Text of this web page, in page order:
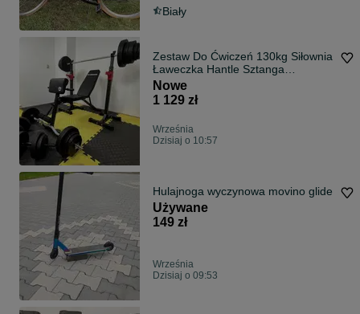
Biały
Zestaw Do Ćwiczeń 130kg Siłownia
Ławeczka Hantle Sztanga
Obciążenia
Nowe
1 129 zł
Września
Dzisiaj o 10:57
Hulajnoga wyczynowa movino glide
Używane
149 zł
Września
Dzisiaj o 09:53